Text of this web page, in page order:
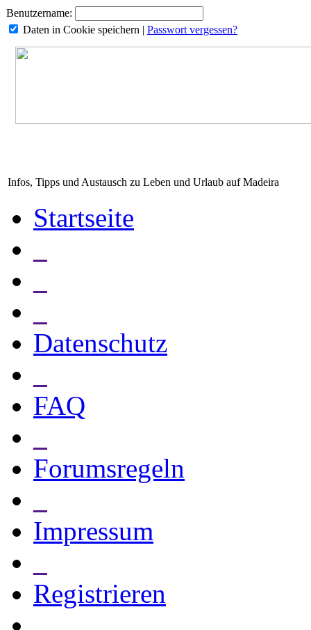
Benutzername:
Daten in Cookie speichern | Passwort vergessen?
Infos, Tipps und Austausch zu Leben und Urlaub auf Madeira
Startseite
Datenschutz
FAQ
Forumsregeln
Impressum
Registrieren